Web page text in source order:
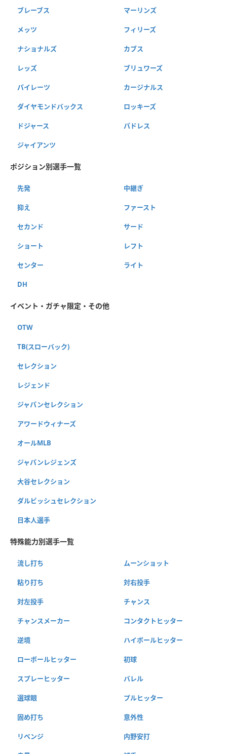
ブレーブス マーリンズ
メッツ フィリーズ
ナショナルズ カブス
レッズ ブリュワーズ
パイレーツ カージナルス
ダイヤモンドバックス ロッキーズ
ドジャース パドレス
ジャイアンツ
ポジション別選手一覧
先発 中継ぎ
抑え ファースト
セカンド サード
ショート レフト
センター ライト
DH
イベント・ガチャ限定・その他
OTW
TB(スローバック)
セレクション
レジェンド
ジャパンセレクション
アワードウィナーズ
オールMLB
ジャパンレジェンズ
大谷セレクション
ダルビッシュセレクション
日本人選手
特殊能力別選手一覧
流し打ち ムーンショット
粘り打ち 対右投手
対左投手 チャンス
チャンスメーカー コンタクトヒッター
逆境 ハイボールヒッター
ローボールヒッター 初球
スプレーヒッター バレル
選球眼 プルヒッター
固め打ち 意外性
リベンジ 内野安打